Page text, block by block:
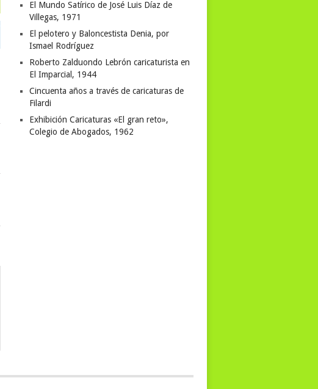
El Mundo Satírico de José Luis Díaz de
Villegas, 1971
El pelotero y Baloncestista Denia, por
Ismael Rodríguez
Roberto Zalduondo Lebrón caricaturista en
El Imparcial, 1944
Cincuenta años a través de caricaturas de
Filardi
Exhibición Caricaturas «El gran reto»,
Colegio de Abogados, 1962